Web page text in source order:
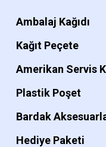
Ambalaj Kağıdı
Kağıt Peçete
Amerikan Servis
Plastik Poşet
Bardak
Hediye Paketi